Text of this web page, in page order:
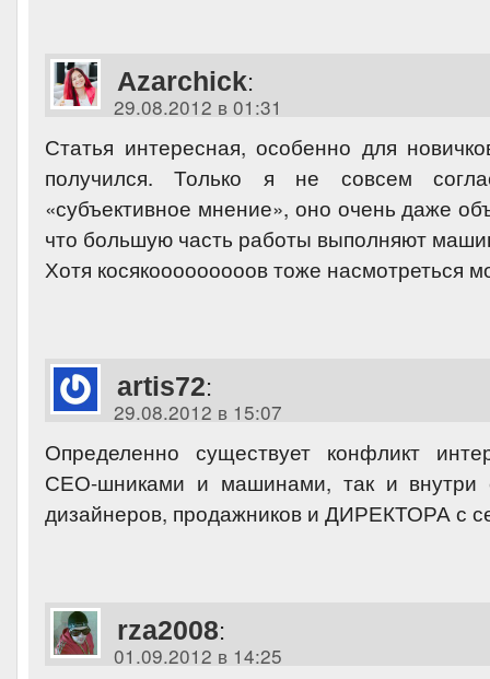
Azarchick:
29.08.2012 в 01:31
Статья интересная, особенно для
получился. Только я не совсем
«субъективное мнение», оно очень даже
что большую часть работы выполняют
Хотя косякооооооооов тоже насмотреться
artis72:
29.08.2012 в 15:07
Определенно существует конфликт
СЕО-шниками и машинами, так и внутри
дизайнеров, продажников и ДИРЕКТОРА с
rza2008:
01.09.2012 в 14:25